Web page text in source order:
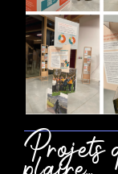
Projets